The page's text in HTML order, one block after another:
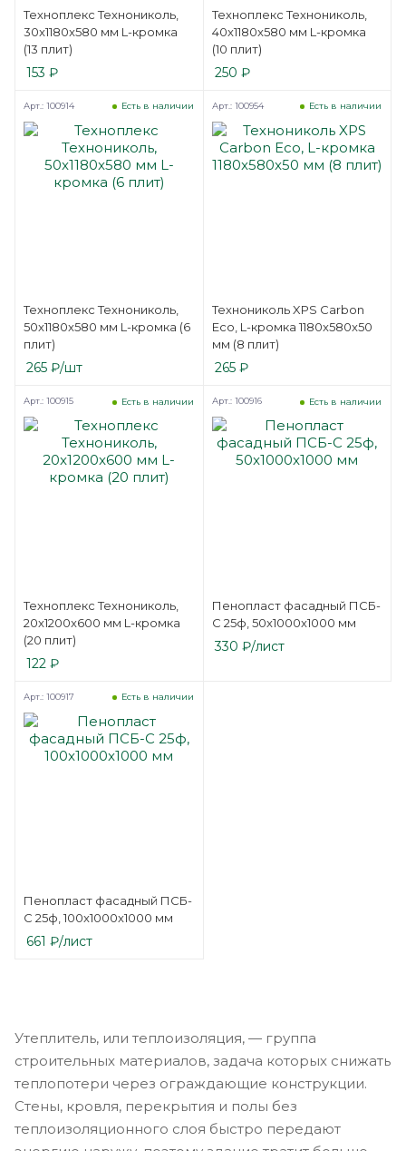
Техноплекс Технониколь,
30x1180x580 мм L-кромка
(13 плит)
153 ₽
Техноплекс Технониколь,
40x1180x580 мм L-кромка
(10 плит)
250 ₽
Техноплекс Технониколь,
50x1180x580 мм L-кромка (6
плит)
Есть в наличии
Арт.: 100914
265 ₽/шт
Технониколь XPS Carbon
Eco, L-кромка 1180x580x50
мм (8 плит)
Есть в наличии
Арт.: 100954
265₽
Техноплекс Технониколь,
20x1200x600 мм L-кромка
(20 плит)
Есть в наличии
Арт.: 100915
122 ₽
Пенопласт фасадный ПСБ-
С 25ф, 50x1000x1000 мм
Есть в наличии
Арт.: 100916
330 ₽/лист
Пенопласт фасадный ПСБ-
С 25ф, 100x1000x1000 мм
Есть в наличии
Арт.: 100917
661 ₽/лист
Утеплитель, или теплоизоляция, — группа
строительных материалов, задача которых снижать
теплопотери через ограждающие конструкции.
Стены, кровля, перекрытия и полы без
теплоизоляционного слоя быстро передают